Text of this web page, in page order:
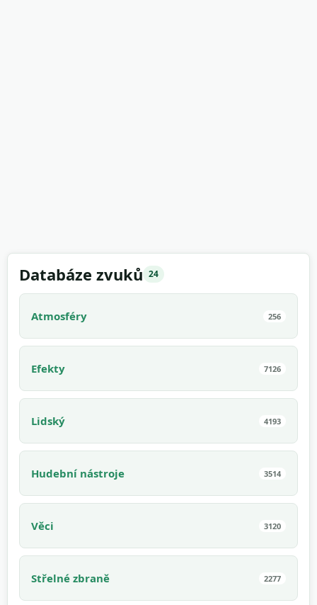
Databáze zvuků 24
Atmosféry 256
Efekty 7126
Lidský 4193
Hudební nástroje 3514
Věci 3120
Střelné zbraně 2277